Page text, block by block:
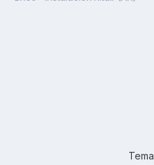
Tema